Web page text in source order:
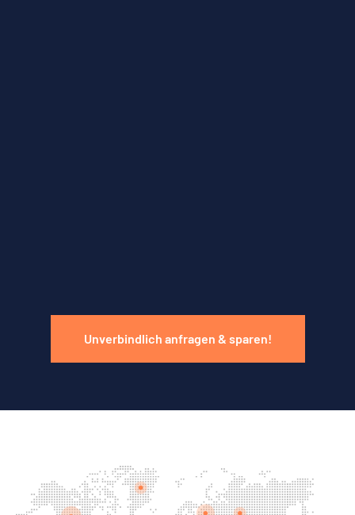
Unverbindlich anfragen & sparen!